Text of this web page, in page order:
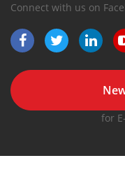
Connect with us on
for